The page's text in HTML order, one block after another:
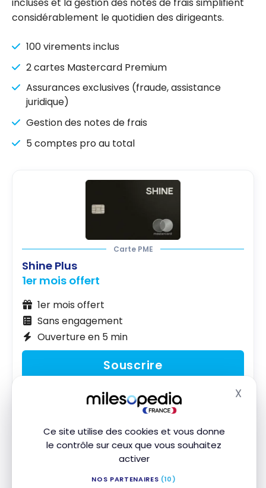
Ce site utilise des cookies et vous donne
le contrôle sur ceux que vous souhaitez
activer
NOS PARTENAIRES (10)
X
incluses et la gestion des notes de frais simplifient
considérablement le quotidien des dirigeants.
100 virements inclus
2 cartes Mastercard Premium
Assurances exclusives (fraude, assistance
juridique)
Gestion des notes de frais
5 comptes pro au total
Carte PME
Shine Plus
1er mois offert
1er mois offert
Sans engagement
Ouverture en 5 min
Souscrire
En savoir plus
Enfin, l’offreShine Business, particulièrement
complète à 80 €/mois, transforme Shine en